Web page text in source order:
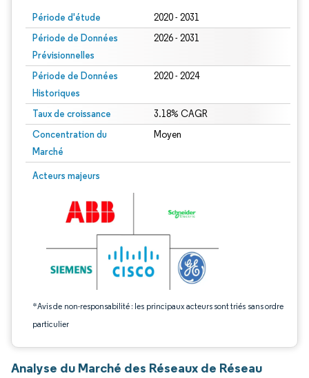
Période d'étude 2020 - 2031
Période de Données
Prévisionnelles
2026 - 2031
Période de Données
Historiques
2020 - 2024
Taux de croissance 3.18% CAGR
Concentration du
Marché
Moyen
Acteurs majeurs
*Avis de non-responsabilité : les principaux acteurs sont triés sans ordre
particulier
Image © Mordor Intelligence. La réutilisation nécessite une attribution sous CC
Analyse du Marché des Réseaux de Réseau